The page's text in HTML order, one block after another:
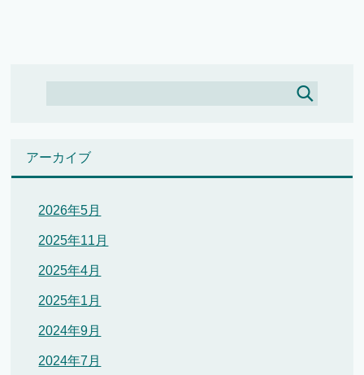
アーカイブ
2026年5月
2025年11月
2025年4月
2025年1月
2024年9月
2024年7月